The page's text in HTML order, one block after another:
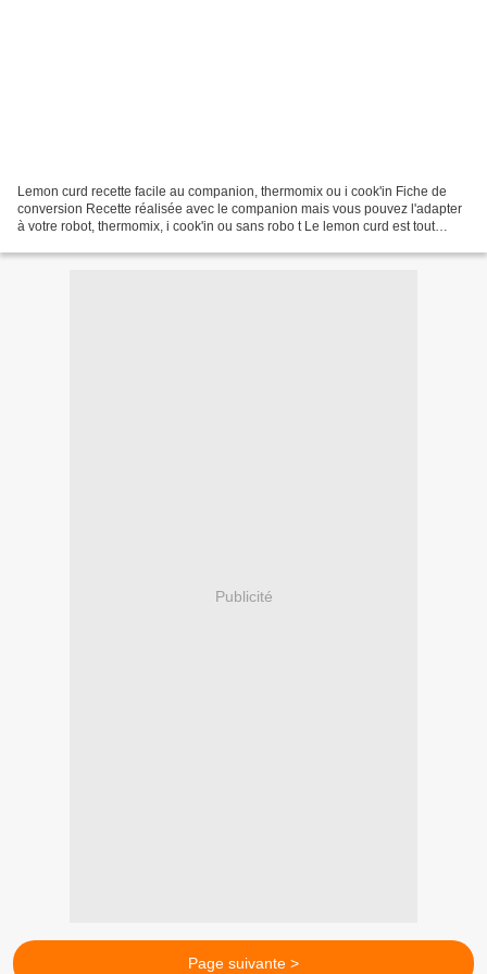
Lemon curd recette facile au companion, thermomix ou i cook'in Fiche de
conversion Recette réalisée avec le companion mais vous pouvez l'adapter
à votre robot, thermomix, i cook'in ou sans robo t Le lemon curd est tout
Publicité
Page suivante >